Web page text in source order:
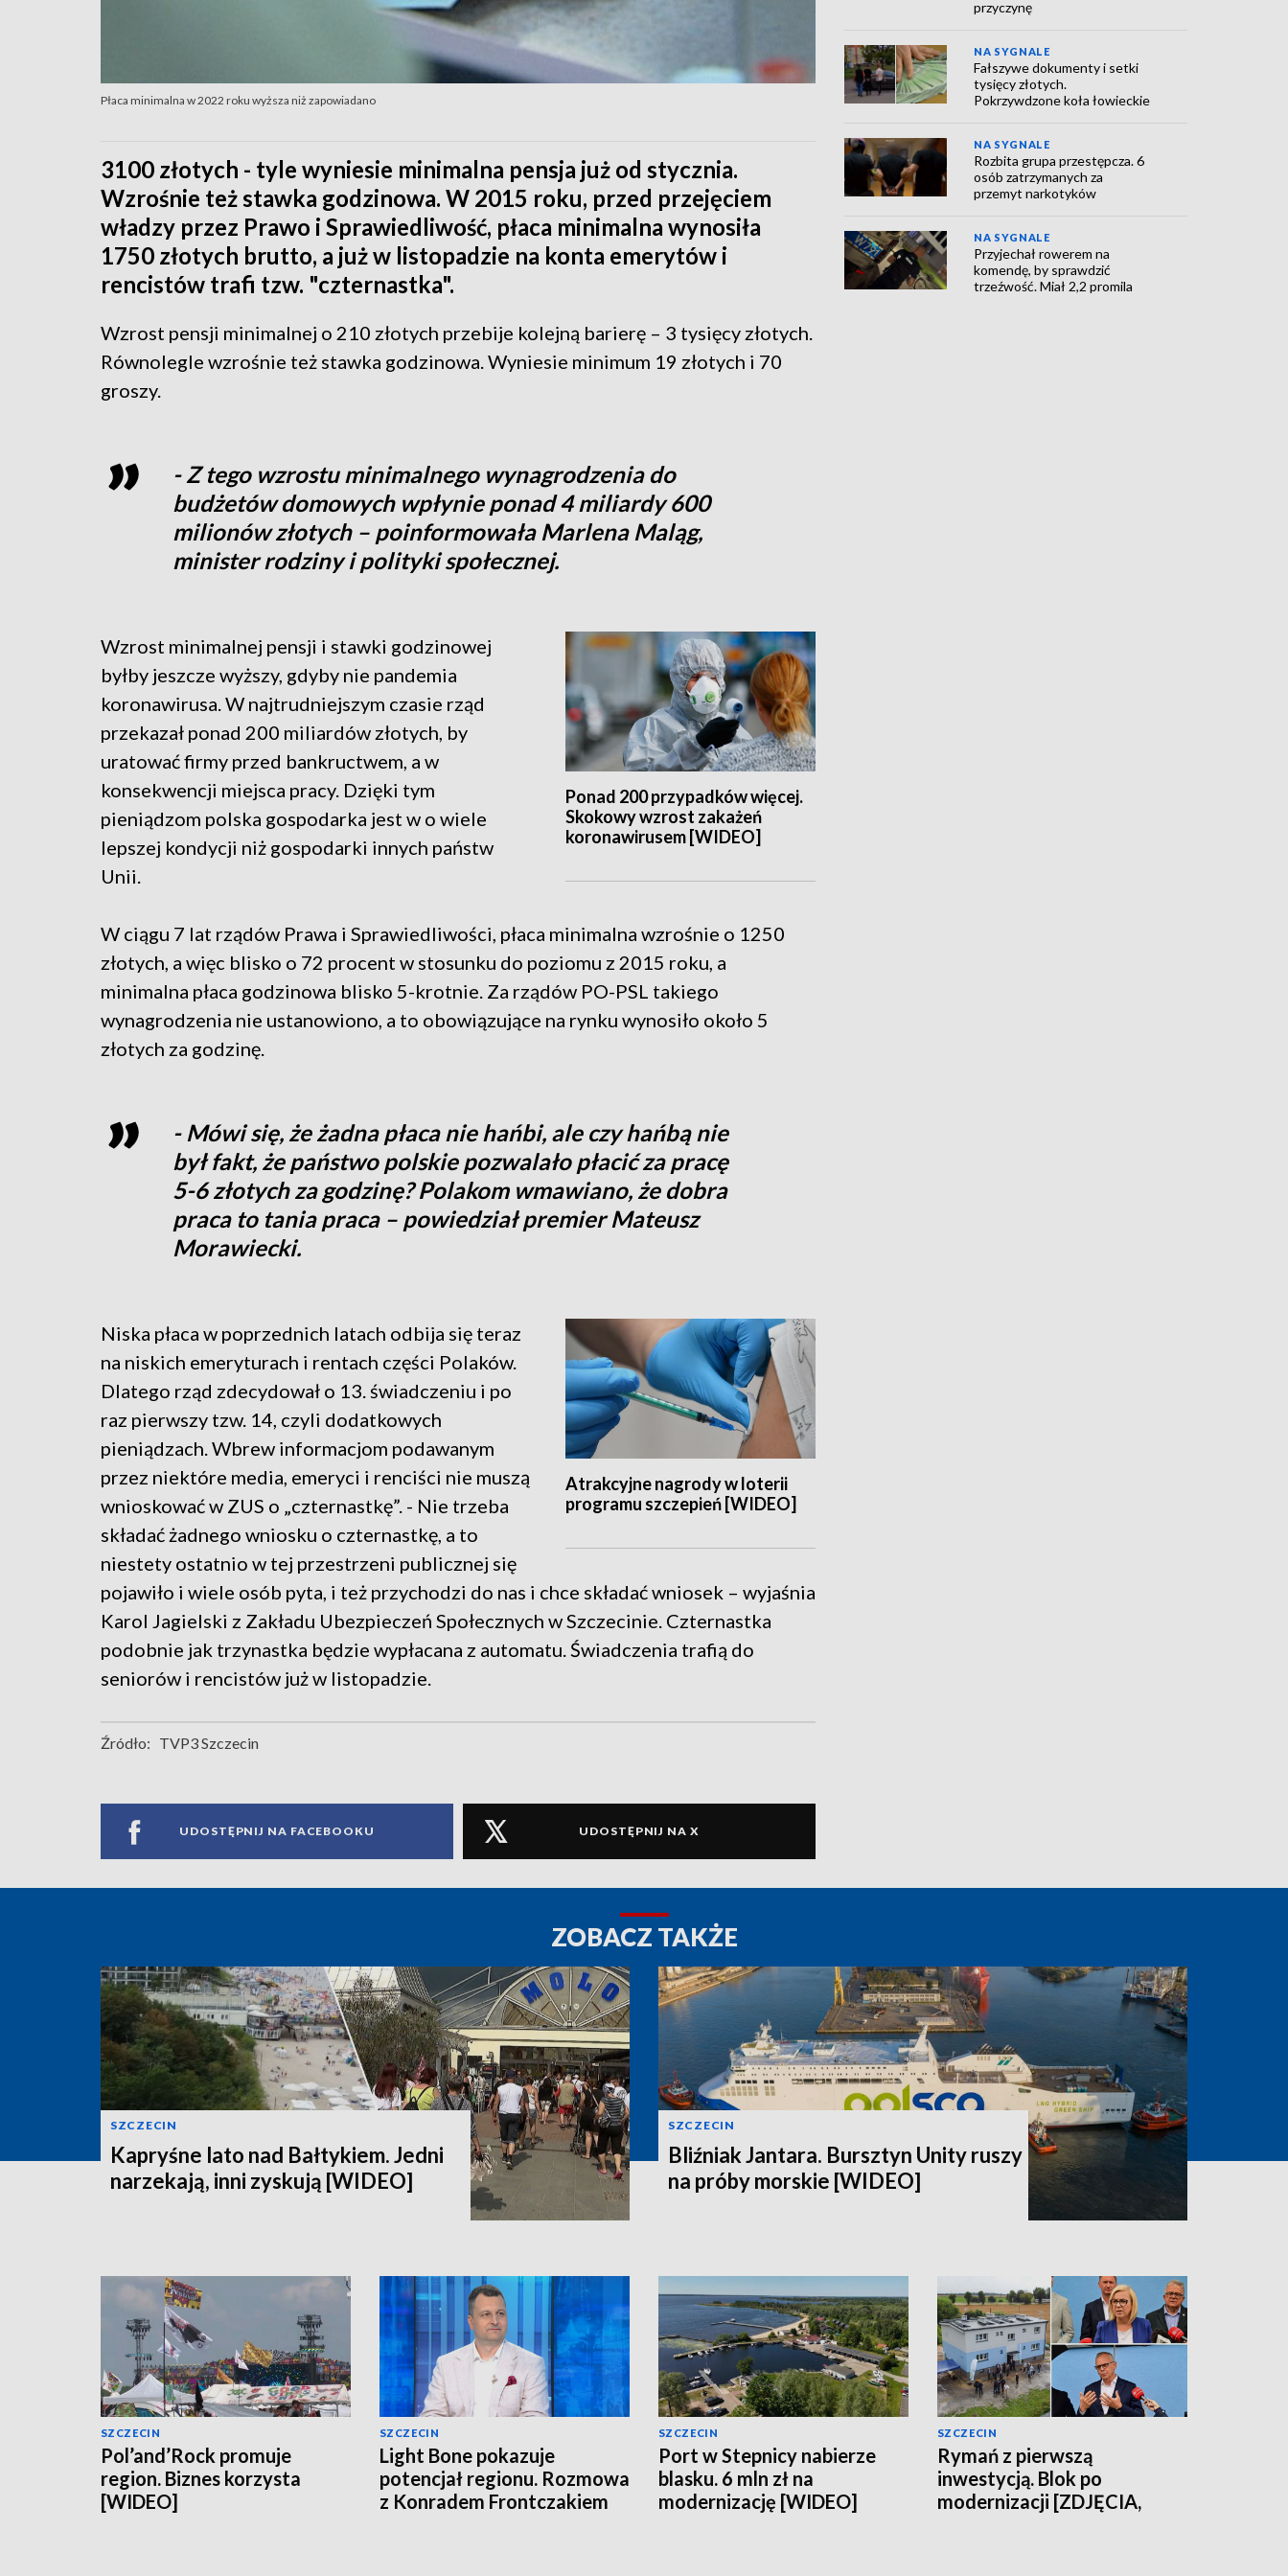
Płaca minimalna w 2022 roku wyższa niż zapowiadano
3100 złotych - tyle wyniesie minimalna pensja już od stycznia.
Wzrośnie też stawka godzinowa. W 2015 roku, przed przejęciem
władzy przez Prawo i Sprawiedliwość, płaca minimalna wynosiła
1750 złotych brutto, a już w listopadzie na konta emerytów i
rencistów trafi tzw. "czternastka".
Wzrost pensji minimalnej o 210 złotych przebije kolejną barierę – 3 tysięcy złotych.
Równolegle wzrośnie też stawka godzinowa. Wyniesie minimum 19 złotych i 70
groszy.
- Z tego wzrostu minimalnego wynagrodzenia do
budżetów domowych wpłynie ponad 4 miliardy 600
milionów złotych – poinformowała Marlena Maląg,
minister rodziny i polityki społecznej.
Ponad 200 przypadków więcej.
Skokowy wzrost zakażeń
koronawirusem [WIDEO]
Wzrost minimalnej pensji i stawki godzinowej
byłby jeszcze wyższy, gdyby nie pandemia
koronawirusa. W najtrudniejszym czasie rząd
przekazał ponad 200 miliardów złotych, by
uratować firmy przed bankructwem, a w
konsekwencji miejsca pracy. Dzięki tym
pieniądzom polska gospodarka jest w o wiele
lepszej kondycji niż gospodarki innych państw
Unii.
W ciągu 7 lat rządów Prawa i Sprawiedliwości, płaca minimalna wzrośnie o 1250
złotych, a więc blisko o 72 procent w stosunku do poziomu z 2015 roku, a
minimalna płaca godzinowa blisko 5-krotnie. Za rządów PO-PSL takiego
wynagrodzenia nie ustanowiono, a to obowiązujące na rynku wynosiło około 5
złotych za godzinę.
- Mówi się, że żadna płaca nie hańbi, ale czy hańbą nie
był fakt, że państwo polskie pozwalało płacić za pracę
5-6 złotych za godzinę? Polakom wmawiano, że dobra
praca to tania praca – powiedział premier Mateusz
Morawiecki.
Atrakcyjne nagrody w loterii
programu szczepień [WIDEO]
Niska płaca w poprzednich latach odbija się teraz
na niskich emeryturach i rentach części Polaków.
Dlatego rząd zdecydował o 13. świadczeniu i po
raz pierwszy tzw. 14, czyli dodatkowych
pieniądzach. Wbrew informacjom podawanym
przez niektóre media, emeryci i renciści nie muszą
wnioskować w ZUS o „czternastkę”. - Nie trzeba
składać żadnego wniosku o czternastkę, a to
niestety ostatnio w tej przestrzeni publicznej się
pojawiło i wiele osób pyta, i też przychodzi do nas i chce składać wniosek – wyjaśnia
Karol Jagielski z Zakładu Ubezpieczeń Społecznych w Szczecinie. Czternastka
podobnie jak trzynastka będzie wypłacana z automatu. Świadczenia trafią do
seniorów i rencistów już w listopadzie.
Źródło: TVP3 Szczecin
UDOSTĘPNIJ NA FACEBOOKU UDOSTĘPNIJ NA X
przyczynę
NA SYGNALE
Fałszywe dokumenty i setki
tysięcy złotych.
Pokrzywdzone koła łowieckie
NA SYGNALE
Rozbita grupa przestępcza. 6
osób zatrzymanych za
przemyt narkotyków
NA SYGNALE
Przyjechał rowerem na
komendę, by sprawdzić
trzeźwość. Miał 2,2 promila
ZOBACZ TAKŻE
SZCZECIN
Kapryśne lato nad Bałtykiem. Jedni
narzekają, inni zyskują [WIDEO]
SZCZECIN
Bliźniak Jantara. Bursztyn Unity ruszy
na próby morskie [WIDEO]
SZCZECIN
Pol’and’Rock promuje
region. Biznes korzysta
[WIDEO]
SZCZECIN
Light Bone pokazuje
potencjał regionu. Rozmowa
z Konradem Frontczakiem
SZCZECIN
Port w Stepnicy nabierze
blasku. 6 mln zł na
modernizację [WIDEO]
SZCZECIN
Rymań z pierwszą
inwestycją. Blok po
modernizacji [ZDJĘCIA,